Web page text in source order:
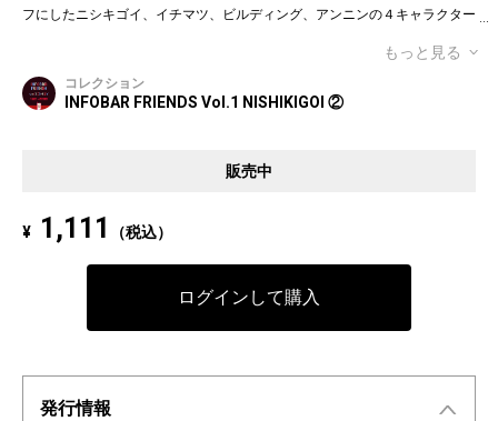
フにしたニシキゴイ、イチマツ、ビルディング、アンニンの４キャラクター
れていた懐かしの絵文字！第１弾は全て絵柄の異なるaDp20thロゴ入り特別
版です。「キャラクター×表情×背景色」の組み合わせパターンは3,200種類
♪あなたのお気に入りはどれですか？
Pixel art NFT "INFOBAR Friends" was created to commemorate the 20th a
3. The expressions on the INFOBAR FRIENDS' faces are nostalgic pictogra
mbination patterns of "character x expression x background color."
もっと見る
コレクション
INFOBAR FRIENDS Vol.1 NISHIKIGOI ②
販売中
¥ 1,111 （税込）
ログインして購入
発行情報